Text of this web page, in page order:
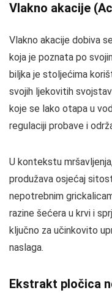
Vlakno akacije
Vlakno akacije dobiva
koja je poznata po
biljka je stoljećima
svojih ljekovitih
koje se lako otapa u
regulaciji probave i
U kontekstu
produžava osjećaj
nepotrebnim
razine šećera u krvi i
ključno za učinkovito
naslaga.
Ekstrakt pločica